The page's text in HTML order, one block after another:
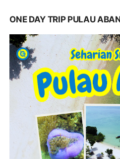
ONE DAY TRIP PULAU